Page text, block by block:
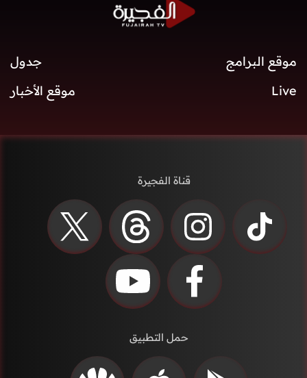
موقع البرامج
جدول
Live
موقع الأخبار
قناة الفجيرة
حمل التطبيق